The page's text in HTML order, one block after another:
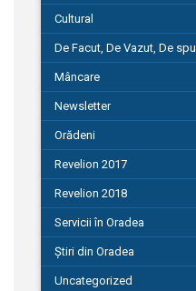
Cultural
De Facut, De Vazut, De
580
Mâncare
Newsletter
Orădeni
Revelion 2017
Revelion 2018
Servicii în Oradea
Știri din Oradea
Uncategorized